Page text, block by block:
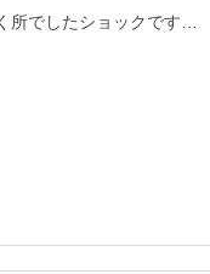
所でしたショックです…